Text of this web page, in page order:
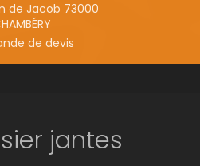
de Jacob 73000
de devis
jantes